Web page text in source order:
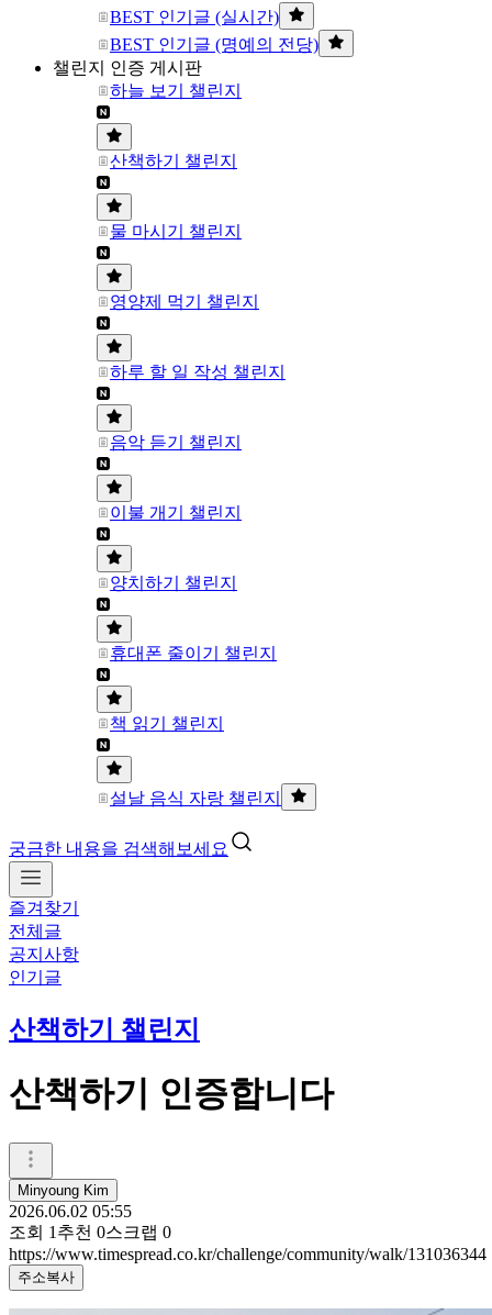
BEST 인기글 (실시간)
BEST 인기글 (명예의 전당)
챌린지 인증 게시판
하늘 보기 챌린지
산책하기 챌린지
물 마시기 챌린지
영양제 먹기 챌린지
하루 할 일 작성 챌린지
음악 듣기 챌린지
이불 개기 챌린지
양치하기 챌린지
휴대폰 줄이기 챌린지
책 읽기 챌린지
설날 음식 자랑 챌린지
궁금한 내용을 검색해보세요
즐겨찾기
전체글
공지사항
인기글
산책하기 챌린지
산책하기 인증합니다
Minyoung Kim
2026.06.02 05:55
조회 1 추천 0스크랩 0
https://www.timespread.co.kr/challenge/community/walk/131036344
주소복사